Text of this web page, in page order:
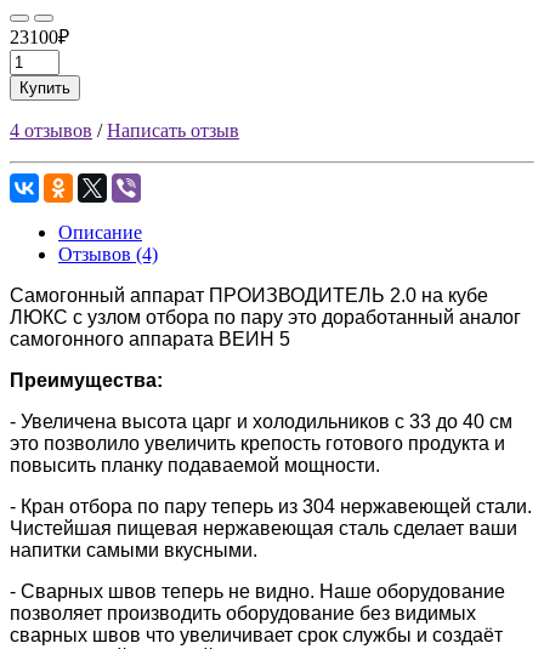
23100₽
Купить
4 отзывов /Написать отзыв
Описание
Отзывов (4)
Самогонный аппарат ПРОИЗВОДИТЕЛЬ 2.0 на кубе
ЛЮКС с узлом отбора по пару это доработанный аналог
самогонного аппарата ВЕИН 5
Преимущества:
- Увеличена высота царг и холодильников с 33 до 40 см
это позволило увеличить крепость готового продукта и
повысить планку подаваемой мощности.
- Кран отбора по пару теперь из 304 нержавеющей стали.
Чистейшая пищевая нержавеющая сталь сделает ваши
напитки самыми вкусными.
- Сварных швов теперь не видно. Наше оборудование
позволяет производить оборудование без видимых
сварных швов что увеличивает срок службы и создаёт